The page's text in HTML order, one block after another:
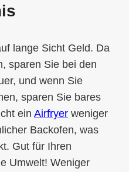
lange Sicht Geld. Da
sparen Sie bei den
und wenn Sie
sparen Sie bares
ein Airfryer weniger
Backofen, was
Gut für Ihren
Umwelt! Weniger